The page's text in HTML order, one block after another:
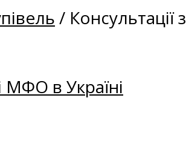
/ Консультації з
МФО в Україні